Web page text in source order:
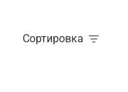
Сортировка